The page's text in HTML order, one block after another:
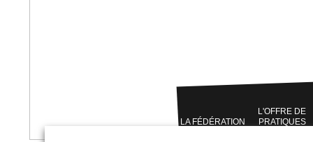
LA FÉDÉRATION
L'OFFRE DE
PRATIQUES